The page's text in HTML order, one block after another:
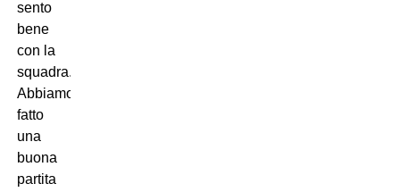
sento
bene
con la
squadra.
Abbiamo
fatto
una
buona
partita